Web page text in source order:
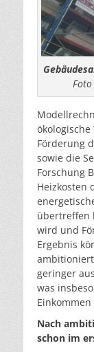
Förderung
sowie die
Forschung
Heizkosten
übertreffen
wird und
Ergebnis
geringer
was
Nach
schon im